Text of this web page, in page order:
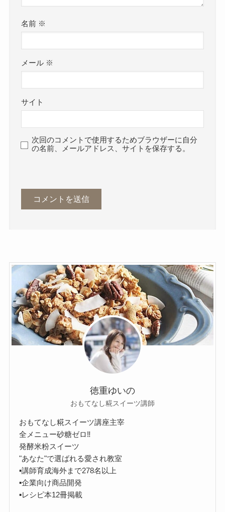
名前 ※
メール ※
サイト
次回のコメントで使用するためブラウザーに自分
の名前、メールアドレス、サイトを保存する。
徳重ゆいの
おもてなし糀スイーツ講師
おもてなし糀スイーツ講座主宰
全メニュー砂糖ゼロ‼︎
発酵米粉スイーツ
"あなた"で選ばれる愛され教室
▪︎講師育成海外まで278名以上
▪︎企業向け商品開発
▪︎レシピ本12冊掲載